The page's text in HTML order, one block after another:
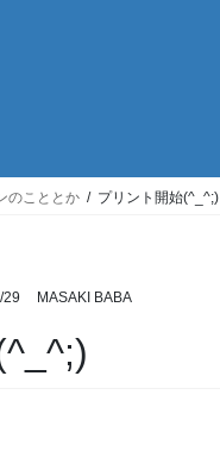
のこととか プリント開始(^_^;)
29 MASAKI BABA